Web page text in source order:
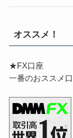
オススメ！
★FX口座
一番のおススメ口